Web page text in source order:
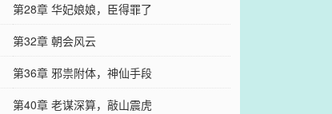
第28章 华妃娘娘，臣得罪了
第32章 朝会风云
第36章 邪祟附体，神仙手段
第40章 老谋深算，敲山震虎